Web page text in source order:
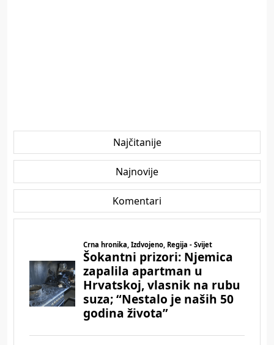
Najčitanije
Najnovije
Komentari